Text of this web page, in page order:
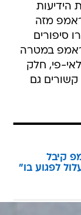
הידיעות
מזה
סיפורים
במטרה
פי, חלק
גם
קיבל
לפגוע בו"